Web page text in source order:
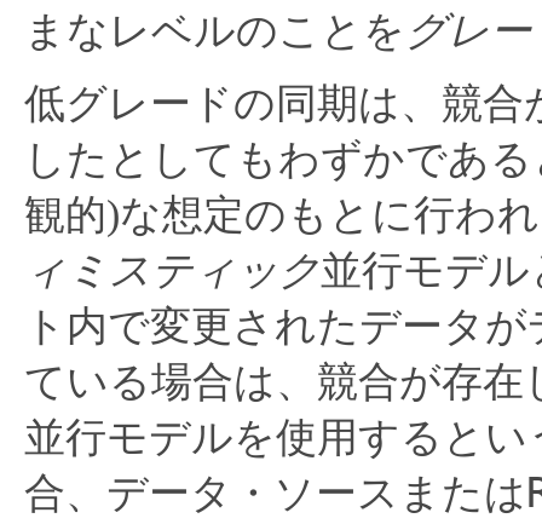
まなレベルのことを グレー
低グレードの同期は、競
したとしてもわずかであ
観的)な想定のもとに行わ
ィミスティック並行モデ
ト内で変更されたデータ
ている場合は、競合が存在
並行モデルを使用すると
合、データ・ソースまたは